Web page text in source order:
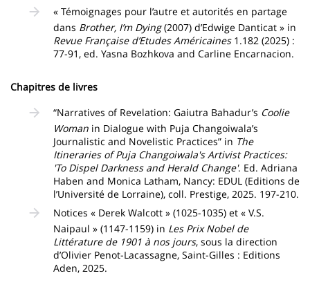
« Témoignages pour l’autre et autorités en partage
dans Brother, I’m Dying(2007) d’Edwige Danticat » in
Revue Française d’Etudes Américaines1.182 (2025) :
77-91, ed. Yasna Bozhkova and Carline Encarnacion.
Chapitres de livres
“Narratives of Revelation: Gaiutra Bahadur’s Coolie
Woman in Dialogue with Puja Changoiwala’s
Journalistic and Novelistic Practices” in The
Itineraries of Puja Changoiwala's Artivist Practices:
'To Dispel Darkness and Herald Change'. Ed. Adriana
Haben and Monica Latham, Nancy: EDUL (Editions de
l’Université de Lorraine), coll. Prestige, 2025. 197-210.
Notices « Derek Walcott » (1025-1035) et « V.S.
Naipaul » (1147-1159) in Les Prix Nobel de
Littérature de 1901 à nos jours, sous la direction
d’Olivier Penot-Lacassagne, Saint-Gilles : Editions
Aden, 2025.